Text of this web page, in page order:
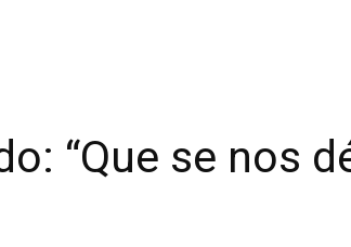
“Que se nos